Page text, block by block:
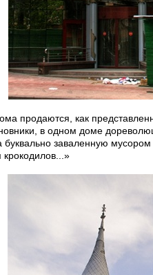
продаются, как
в одном доме
буквально заваленную